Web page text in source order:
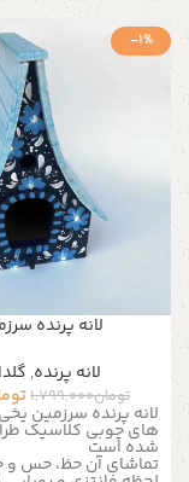
-1%
لانه پرنده
لانه پرنده,
تومان1,799,000
لانه پرنده سرزمین
های چوبی کلاسیک
شده است
تماشای آن حظ، حس و